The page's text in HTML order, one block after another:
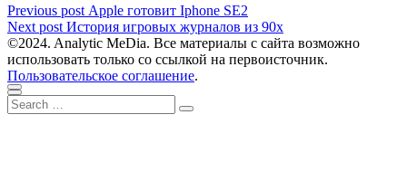
Навигация
по
записям
Previous post Previous
post:
Apple готовит Iphone SE2
Next post Next
post:
История игровых журналов из 90х
©2024. Analytic MeDia. Все материалы с сайта возможно
использовать только со ссылкой на первоисточник.
Пользовательское соглашение.
Scroll
to
Close
Search
for:
Search